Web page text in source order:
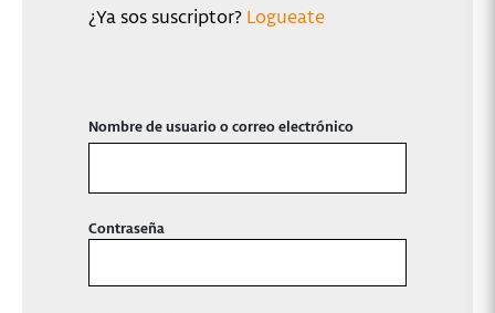
¿Ya sos suscriptor? Logueate
Nombre de usuario o correo electrónico
Contraseña